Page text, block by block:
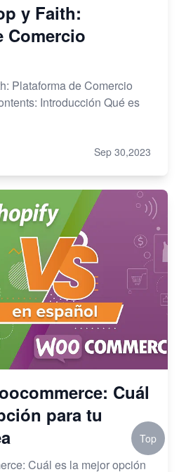
y Faith:
Comercio
Plataforma de Comercio
Introducción Qué es
Sep 30,2023
Cuál
para tu
Cuál es la mejor opción
Top